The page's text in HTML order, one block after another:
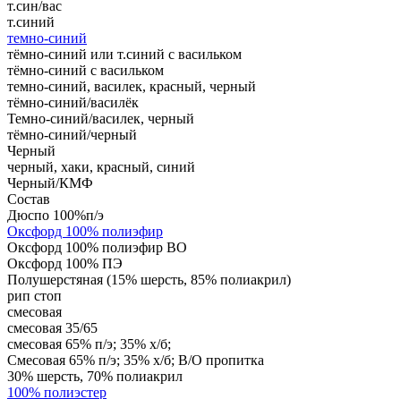
т.син/вас
т.синий
темно-синий
тёмно-синий или т.синий с васильком
тёмно-синий с васильком
темно-синий, василек, красный, черный
тёмно-синий/василёк
Темно-синий/василек, черный
тёмно-синий/черный
Черный
черный, хаки, красный, синий
Черный/КМФ
Состав
Дюспо 100%п/э
Оксфорд 100% полиэфир
Оксфорд 100% полиэфир ВО
Оксфорд 100% ПЭ
Полушерстяная (15% шерсть, 85% полиакрил)
рип стоп
смесовая
смесовая 35/65
смесовая 65% п/э; 35% х/б;
Смесовая 65% п/э; 35% х/б; В/О пропитка
30% шерсть, 70% полиакрил
100% полиэстер